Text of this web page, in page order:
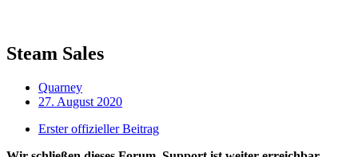
Steam Sales
Quarney
27. August 2020
Erster offizieller Beitrag